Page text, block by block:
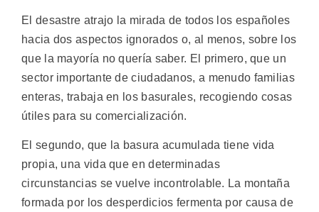
El desastre atrajo la mirada de todos los españoles
hacia dos aspectos ignorados o, al menos, sobre los
que la mayoría no quería saber. El primero, que un
sector importante de ciudadanos, a menudo familias
enteras, trabaja en los basurales, recogiendo cosas
útiles para su comercialización.
El segundo, que la basura acumulada tiene vida
propia, una vida que en determinadas
circunstancias se vuelve incontrolable. La montaña
formada por los desperdicios fermenta por causa de